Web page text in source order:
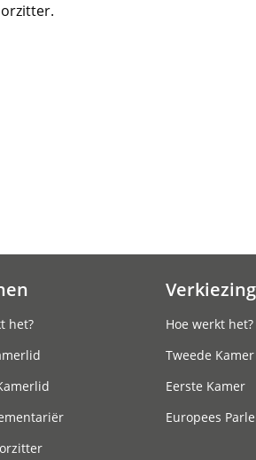
het?
Hoe werkt het?
Tweede Kamer
Eerste Kamer
Europees